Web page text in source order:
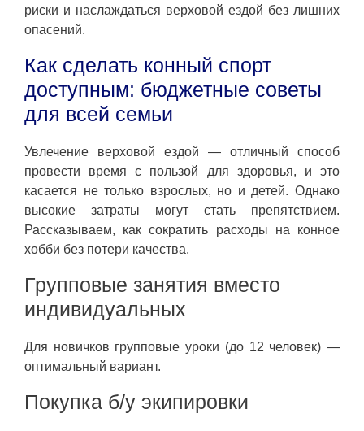
риски и наслаждаться верховой ездой без лишних
опасений.
Как сделать конный спорт
доступным: бюджетные советы
для всей семьи
Увлечение верховой ездой — отличный способ
провести время с пользой для здоровья, и это
касается не только взрослых, но и детей. Однако
высокие затраты могут стать препятствием.
Рассказываем, как сократить расходы на конное
хобби без потери качества.
Групповые занятия вместо
индивидуальных
Для новичков групповые уроки (до 12 человек) —
оптимальный вариант.
Покупка б/у экипировки